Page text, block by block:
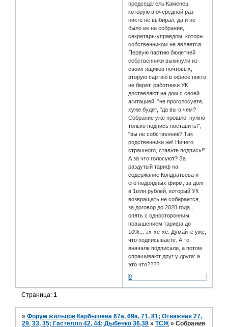
председатель Каменец,
которую в очередной раз
никто не выбирал, да и не
было ее на собрании,
секретарь-управдом, которы
собственником не является.
Первую партию бюлетней
собственники выкинули из
своих ящиков почтовых,
вторую партию в офисе никто
не берет, работники УК
доставляют на дом с своей
агитацией: "не проголосуете,
хуже будет, "да вы о чем?
Собрание уже прошло, нужно
только подпись поставить!",
"вы не собственник? Так
родственники же! Ничего
страшного, ставьте подпись!"
А за что голосуют? За
раздутый тариф на
содержание Кондратьева и
его подрядных фирм, за долг
в 1млн рублей, который УК
возвращать не собирается,
за договор до 2028 года ,
опять с односторонним
повышением тарифа до
10%... эх-хе-хе. Думайте уже,
что подписываете. А то
вначале подписали, а потом
спрашивают друг у друга: а
это что????
0
Страница:1
»Форум жильцов Карбышева 67а, 69а, 71, 81; Отважная 27,
29, 33, 35; Гастелло 42, 44; Дыбенко 36,38 »ТСЖ »Собрания